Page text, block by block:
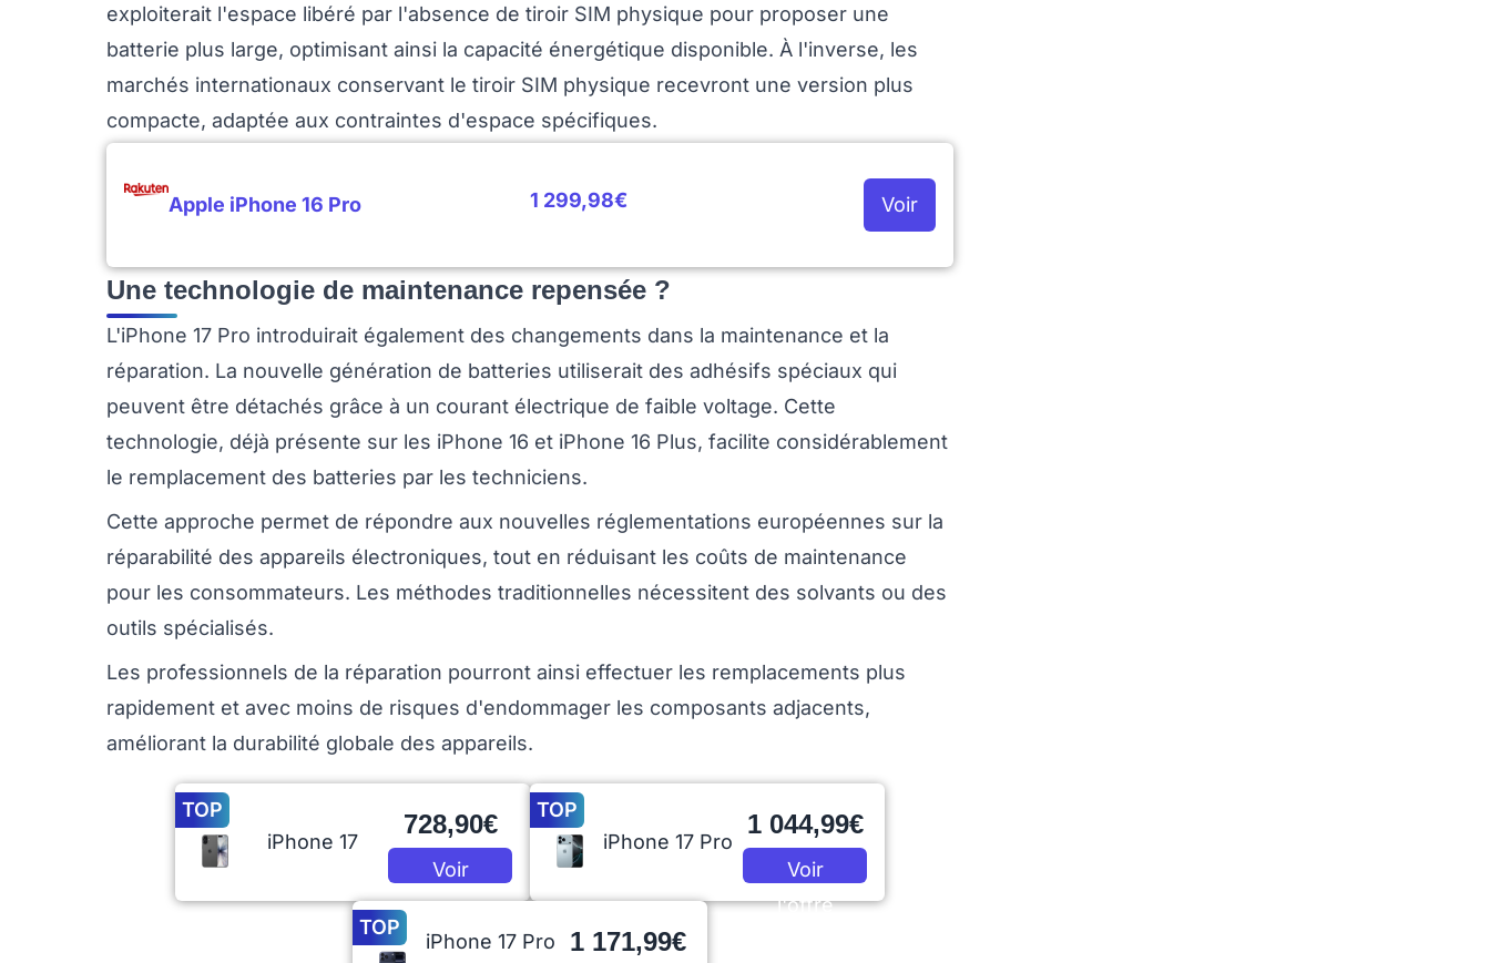
exploiterait l'espace libéré par l'absence de tiroir SIM physique pour proposer une
batterie plus large, optimisant ainsi la capacité énergétique disponible. À l'inverse, les
marchés internationaux conservant le tiroir SIM physique recevront une version plus
compacte, adaptée aux contraintes d'espace spécifiques.
Apple iPhone 16 Pro 1 299,98€ Voir
Une technologie de maintenance repensée ?
L'iPhone 17 Pro introduirait également des changements dans la maintenance et la
réparation. La nouvelle génération de batteries utiliserait des adhésifs spéciaux qui
peuvent être détachés grâce à un courant électrique de faible voltage. Cette
technologie, déjà présente sur les iPhone 16 et iPhone 16 Plus, facilite considérablement
le remplacement des batteries par les techniciens.
Cette approche permet de répondre aux nouvelles réglementations européennes sur la
réparabilité des appareils électroniques, tout en réduisant les coûts de maintenance
pour les consommateurs. Les méthodes traditionnelles nécessitent des solvants ou des
outils spécialisés.
Les professionnels de la réparation pourront ainsi effectuer les remplacements plus
rapidement et avec moins de risques d'endommager les composants adjacents,
améliorant la durabilité globale des appareils.
TOP
iPhone 17
728,90€
Voir
l'offre
TOP
iPhone 17 Pro
1 044,99€
Voir
l'offre
TOP
iPhone 17 Pro
1 171,99€